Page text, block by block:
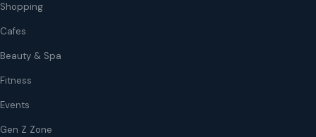
Shopping
Cafes
Beauty & Spa
Fitness
Events
Gen Z Zone